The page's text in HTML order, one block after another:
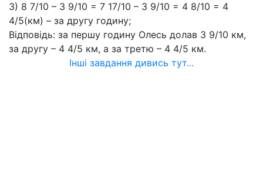
3) 8 7/10 – 3 9/10 = 7 17/10 – 3 9/10 = 4 8/10 = 4
4/5(км) – за другу годину;
Відповідь: за першу годину Олесь долав 3 9/10 км,
за другу – 4 4/5 км, а за третю – 4 4/5 км.
Інші завдання дивись тут...